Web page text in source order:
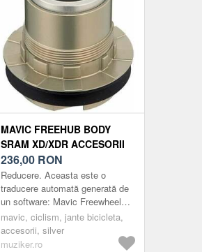
MAVIC FREEHUB BODY
SRAM XD/XDR ACCESORII
ROTI BICICLETE
236,00 RON
Reducere. Aceasta este o
traducere automată generată de
un software: Mavic Freewheel
Body pentru a converti la diferite
compatibilități cu transmisii. Tip
de...
mavic, ciclism, jante bicicleta,
accesorii, silver
muziker.ro